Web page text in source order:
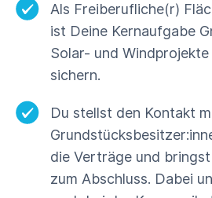
Als Freiberufliche(r)
ist Deine Kernaufgabe
Solar- und
sichern.
Du stellst den Kontakt
die Verträge und
zum Abschluss. Dabei